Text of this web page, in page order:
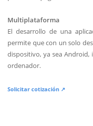
Multiplataforma
El desarrollo de una
permite que con un solo
dispositivo, ya sea Android,
ordenador.
Solicitar cotización ↗